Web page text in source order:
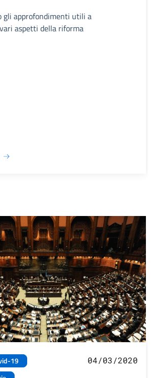
gli approfondimenti utili a
aspetti della riforma
19
04/03/2020